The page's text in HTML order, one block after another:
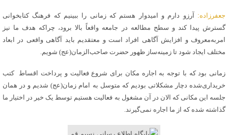
جعفرزاده: آرزو دارم و امیدوار هستم که زمانی را ببینیم که فرهنگ کتابخوانی
گسترش پیدا کند و سطح مطالعه در جامعه واقعاً بالا برود، چراکه هدف ما نیز
امربه‌معروف و افزایش آگاهی افراد است و معتقدیم باید آگاهی واقعی در ابعاد
مختلف ایجاد شود تا زمینه‌ساز ظهور حضرت صاحب‌الزمان(عج) شویم.
زمانی بود که با توجه به اجاره مکان برای شروع فعالیت و پرداخت اقساط کتب
خریداری‌شده دچار مشکلاتی بودیم که متوسل به امام زمان(عج) شدیم و در همان
جلسه این مکانی که الان در آن مشغول به فعالیت هستیم توسط یک خیر در اختیار ما
گذاشته شده که از ما اجاره نمی‌گیرند.